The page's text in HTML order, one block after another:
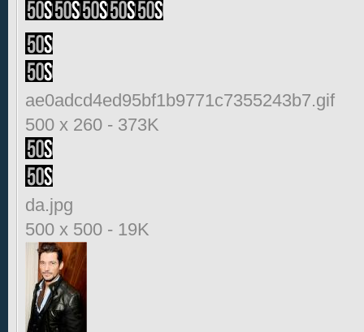
ae0adcd4ed95bf1b9771c7355243b7.gif
500 x 260 - 373K
da.jpg
500 x 500 - 19K